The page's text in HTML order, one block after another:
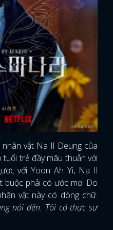
x
nhân vật Na Il Deung của
trẻ đầy mâu thuẫn với
với Yoon Ah Yi, Na Il
buộc phải có ước mơ. Do
vật này có dòng chữ:
nói đến. Tôi có thực sự